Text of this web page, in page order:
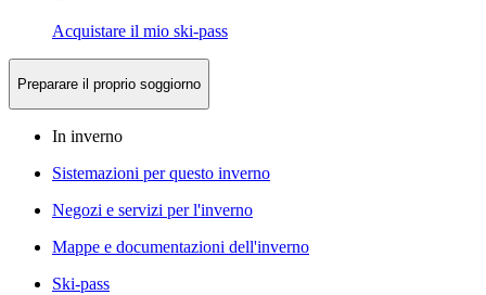
Acquistare il mio ski-pass
Preparare il proprio soggiorno
In inverno
Sistemazioni per questo inverno
Negozi e servizi per l'inverno
Mappe e documentazioni dell'inverno
Ski-pass